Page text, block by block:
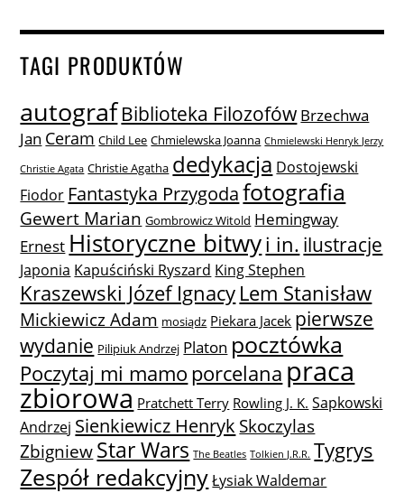
TAGI PRODUKTÓW
autografBiblioteka Filozofów Brzechwa
Jan Ceram Child Lee Chmielewska Joanna Chmielewski Henryk Jerzy
Christie Agata Christie Agatha dedykacja Dostojewski
Fiodor Fantastyka Przygodafotografia
Gewert Marian Gombrowicz Witold Hemingway
Ernest Historyczne bitwyi in. ilustracje
Japonia Kapuściński Ryszard King Stephen
Kraszewski Józef Ignacy Lem Stanisław
Mickiewicz Adam mosiądz Piekara Jacek pierwsze
wydanie Pilipiuk Andrzej Platon pocztówka
Poczytaj mi mamoporcelana praca
zbiorowa Pratchett Terry Rowling J. K. Sapkowski
Andrzej Sienkiewicz Henryk Skoczylas
ZbigniewStar Wars The Beatles Tolkien J.R.R. Tygrys
Zespół redakcyjny Łysiak Waldemar